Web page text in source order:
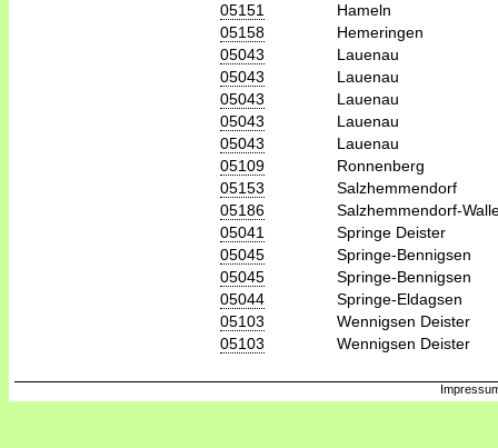
05151
Hameln
05158
Hemeringen
05043
Lauenau
05043
Lauenau
05043
Lauenau
05043
Lauenau
05043
Lauenau
05109
Ronnenberg
05153
Salzhemmendorf
05186
Salzhemmendorf-
05041
Springe Deister
05045
Springe-Bennigsen
05045
Springe-Bennigsen
05044
Springe-Eldagsen
05103
Wennigsen Deister
05103
Wennigsen Deister